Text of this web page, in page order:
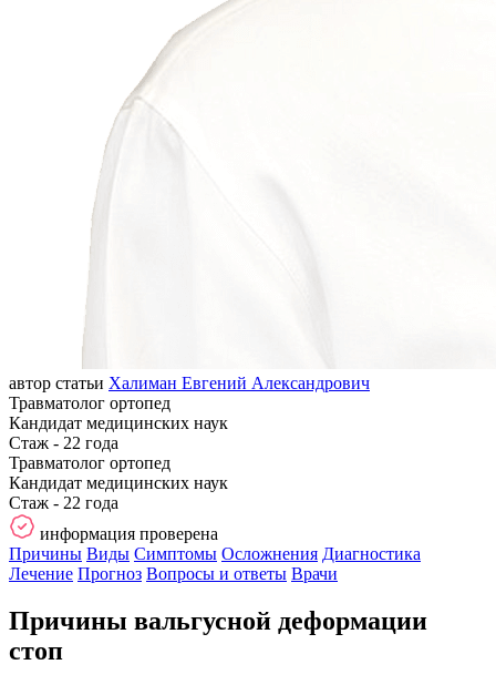
автор статьи Халиман Евгений Александрович
Травматолог ортопед
Кандидат медицинских наук
Стаж - 22 года
Травматолог ортопед
Кандидат медицинских наук
Стаж - 22 года
информация проверена
Причины Виды Симптомы Осложнения Диагностика
Лечение Прогноз Вопросы и ответы Врачи
Причины вальгусной деформации
стоп